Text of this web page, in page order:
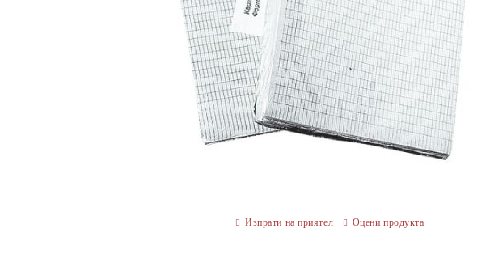
Изпрати на приятел Оцени продукта